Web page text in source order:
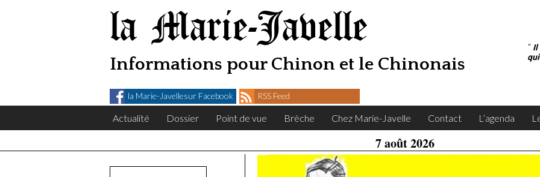
la Marie-Javelle
Informations pour Chinon et le Chinonais
" Il
la Marie-Javellesur Facebook RSS Feed
Actualité Dossier Point de vue Brèche Chez Marie-Javelle Contact L’agenda
7 août 2026
Rechercher :